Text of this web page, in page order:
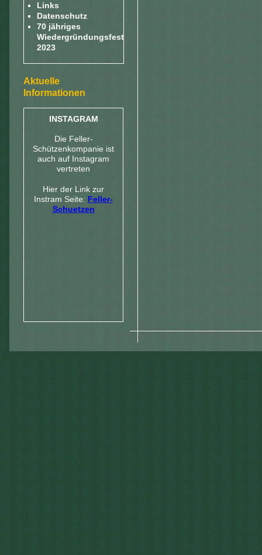
Links
Datenschutz
70 jähriges
Wiedergründungsfest
2023
Aktuelle
Informationen
INSTAGRAM
Die Feller-
Schützenkompanie ist
auch auf Instagram
vertreten
Hier der Link zur
Instram Seite: Feller-
Schuetzen